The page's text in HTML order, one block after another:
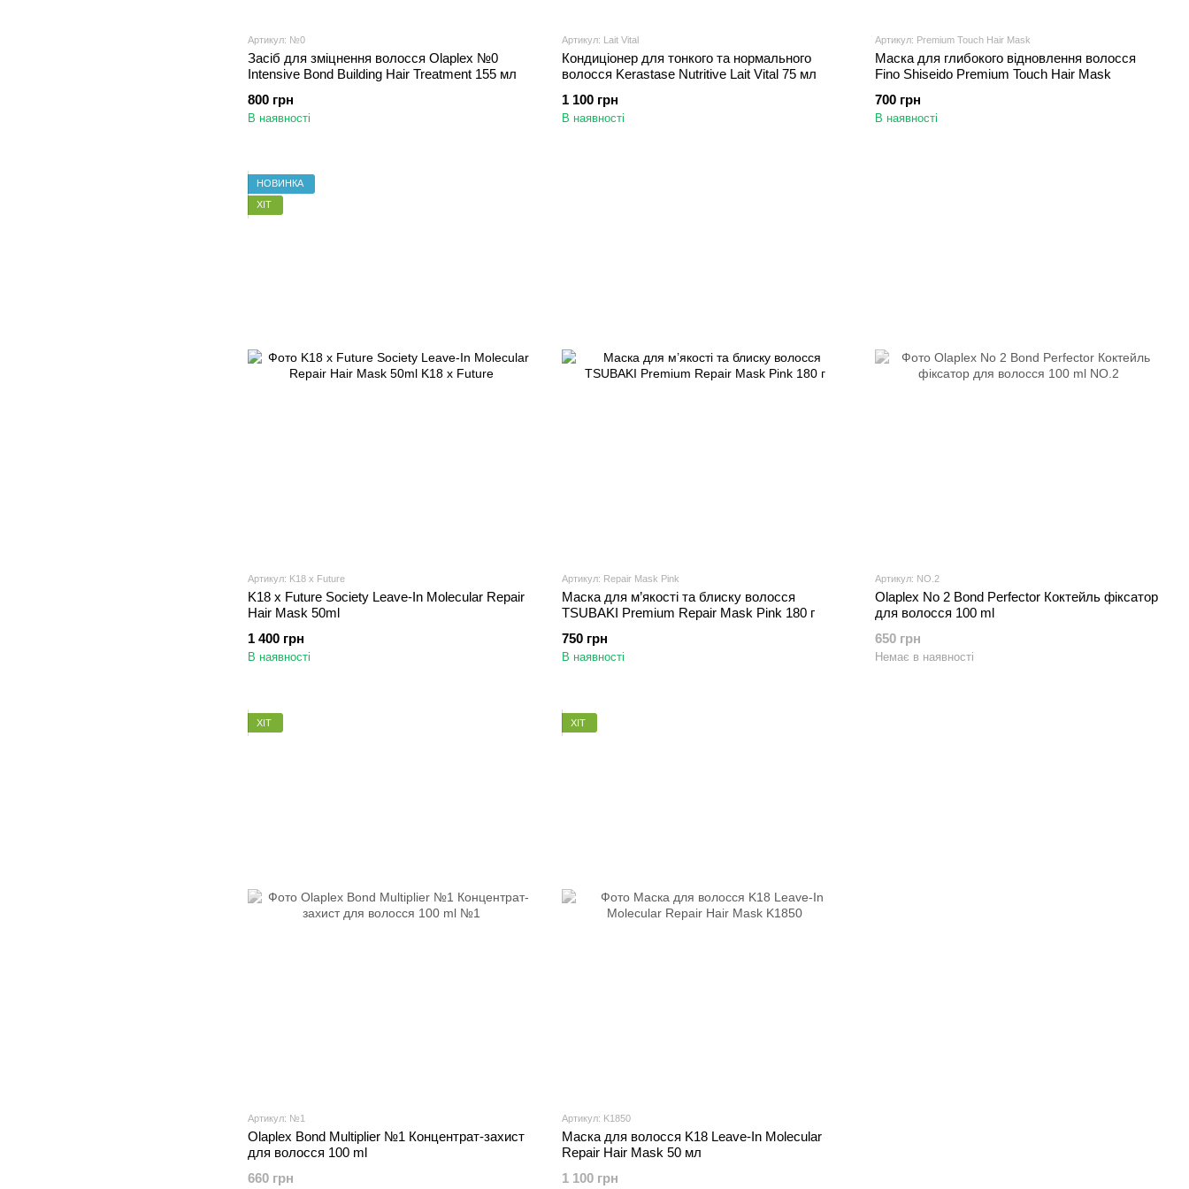
Артикул: №0
Засіб для зміцнення волосся Olaplex №0
Intensive Bond Building Hair Treatment 155 мл
800 грн
В наявності
Артикул: Lait Vital
Кондиціонер для тонкого та нормального
волосся Kerastase Nutritive Lait Vital 75 мл
1 100 грн
В наявності
Артикул: Premium Touch Hair Mask
Маска для глибокого відновлення волосся
Fino Shiseido Premium Touch Hair Mask
700 грн
В наявності
НОВИНКА
ХІТ
Артикул: K18 x Future
K18 x Future Society Leave-In Molecular Repair
Hair Mask 50ml
1 400 грн
В наявності
Артикул: Repair Mask Pink
Маска для м’якості та блиску волосся
TSUBAKI Premium Repair Mask Pink 180 г
750 грн
В наявності
Артикул: NO.2
Olaplex No 2 Bond Perfector Коктейль фіксатор
для волосся 100 ml
650 грн
Немає в наявності
ХІТ
Артикул: №1
Olaplex Bond Multiplier №1 Концентрат-захист
для волосся 100 ml
660 грн
ХІТ
Артикул: K1850
Маска для волосся K18 Leave-In Molecular
Repair Hair Mask 50 мл
1 100 грн